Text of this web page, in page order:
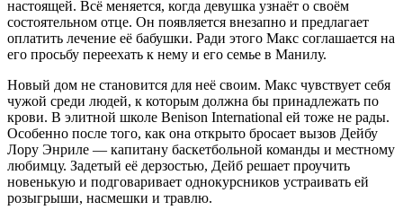
настоящей. Всё меняется, когда девушка узнаёт о своём
состоятельном отце. Он появляется внезапно и предлагает
оплатить лечение её бабушки. Ради этого Макс соглашается на
его просьбу переехать к нему и его семье в Манилу.
Новый дом не становится для неё своим. Макс чувствует себя
чужой среди людей, к которым должна бы принадлежать по
крови. В элитной школе Benison International ей тоже не рады.
Особенно после того, как она открыто бросает вызов Дейбу
Лору Энриле — капитану баскетбольной команды и местному
любимцу. Задетый её дерзостью, Дейб решает проучить
новенькую и подговаривает однокурсников устраивать ей
розыгрыши, насмешки и травлю.